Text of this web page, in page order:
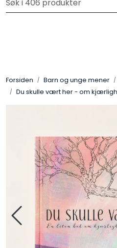
Skip to main contentPrivatkunde: Fri frakt
Forsiden Barn og unge mener
Du skulle vært her - om
Hei-produkter
Barn og unge mener
For skoler
Kurs og arrangementer